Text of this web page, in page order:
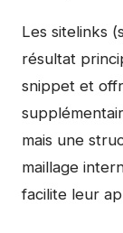
Les sitelinks
résultat
snippet et
mais une
maillage
facilite leur